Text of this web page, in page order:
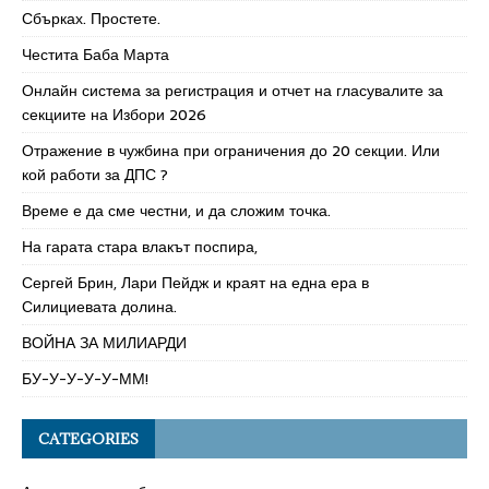
Сбърках. Простете.
Честита Баба Марта
Онлайн система за регистрация и отчет на гласувалите за
секциите на Избори 2026
Отражение в чужбина при ограничения до 20 секции. Или
кой работи за ДПС ?
Време е да сме честни, и да сложим точка.
На гарата стара влакът поспира,
Сергей Брин, Лари Пейдж и краят на една ера в
Силициевата долина.
ВОЙНА ЗА МИЛИАРДИ
БУ-У-У-У-У-ММ!
CATEGORIES